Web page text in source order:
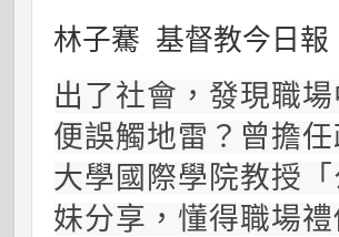
林子騫 基督教今日報
出了社會，發現職
便誤觸地雷？曾擔
大學國際學院教授
妹分享，懂得職場